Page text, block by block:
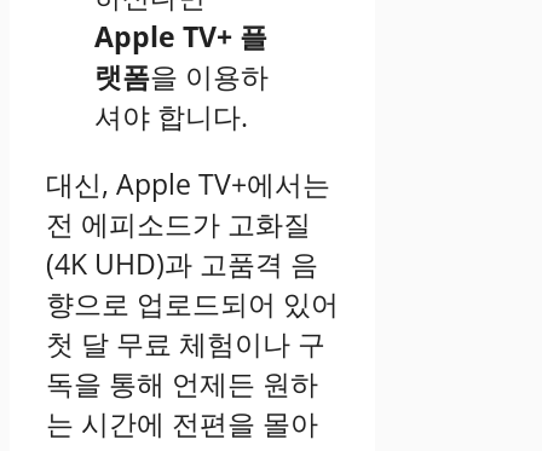
Apple TV+ 플
랫폼을 이용하
셔야 합니다.
대신, Apple TV+에서는
전 에피소드가 고화질
(4K UHD)과 고품격 음
향으로 업로드되어 있어
첫 달 무료 체험이나 구
독을 통해 언제든 원하
는 시간에 전편을 몰아